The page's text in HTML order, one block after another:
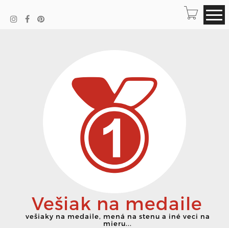
Vešiak na medaile
vešiaky na medaile, mená na stenu a iné veci na
mieru...